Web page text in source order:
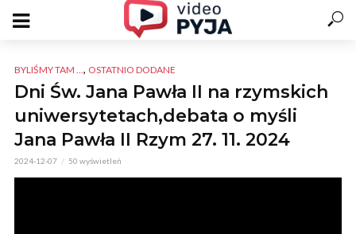
BYLIŚMY TAM ..., OSTATNIO DODANE
Dni Św. Jana Pawła II na rzymskich
uniwersytetach,debata o myśli
Jana Pawła II Rzym 27. 11. 2024
2024-12-07 50 wyświetleń